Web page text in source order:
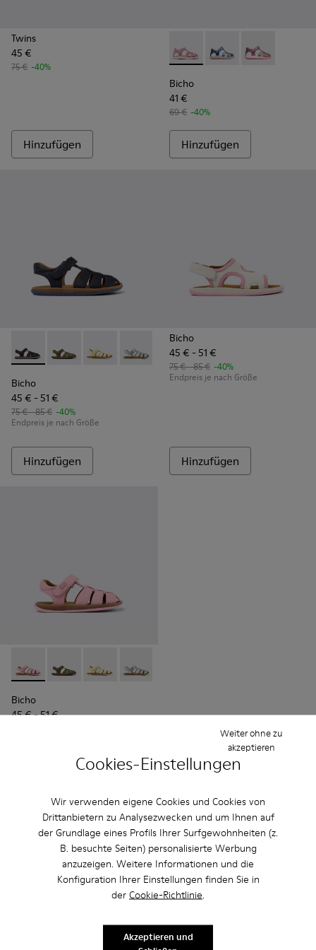
Cookies-Einstellungen
Wir verwenden eigene Cookies und Cookies von
Drittanbietern zu Analysezwecken und um Ihnen auf
der Grundlage eines Profils Ihrer Surfgewohnheiten (z.
B. besuchte Seiten) personalisierte Werbung
anzuzeigen. Weitere Informationen und die
Konfiguration Ihrer Einstellungen finden Sie in
der Cookie-Richtlinie.
Weiter ohne zu
akzeptieren
Akzeptieren und
Twins
45 €
75 € -40%
Hinzufügen
Bicho - K800363-013 -
Bicho - K800363-004
Bicho -
Bicho
41 €
69 € -40%
Hinzufügen
Bicho - 80177-062 - Dunkelblaue Kindersandale aus Leder
Bicho - 80177-088
Bicho - 80177-086
Bicho - 80177-082
Bicho - 80177-078
Bicho - 80177-077
Bicho
45 € - 51 €
75 € - 85 € -40%
Endpreis je nach Größe
Hinzufügen
Bicho
45 € - 51 €
75 € - 85 € -40%
Endpreis je nach Größe
Hinzufügen
Bicho - 80177-074 - Rosafarbene Ledersandalen
Bicho - 80177-088
Bicho - 80177-086
Bicho - 80177-082
Bicho
45 € - 51 €